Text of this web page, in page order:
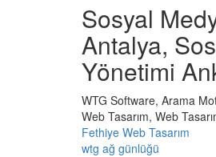
Sosyal
Antalya,
Yönetimi
WTG Software, Arama
Web Tasarım, Web
Fethiye Web Tasarım
wtg ağ günlüğü